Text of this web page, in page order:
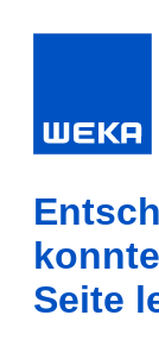
Seite